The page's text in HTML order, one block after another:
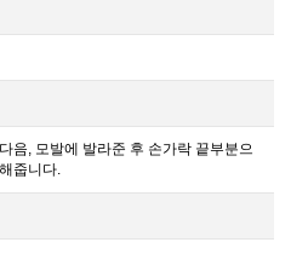
음, 모발에 발라준 후 손가락 끝부분으
줍니다.